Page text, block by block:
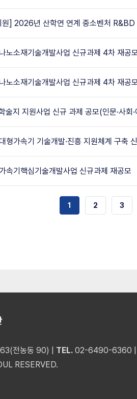
원] 2026년 산학연 연계 중소벤처
노소재기술개발사업 신규과제 4차 재공
노소재기술개발사업 신규과제 4차 재
술지 지원사업 신규 과제 공모(인문·사
형가속기 기술개발·진흥 지원체계 구축
속기핵심기술개발사업 신규과제 재공모
현재
1 쪽
2 쪽
3
전농동 90) | TEL. 02-6490-6360 |
RESERVED.